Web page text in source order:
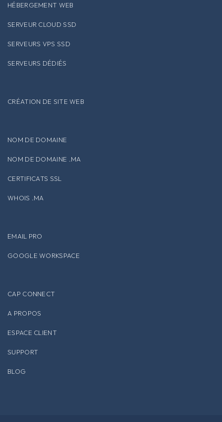
HÉBERGEMENT WEB
SERVEUR CLOUD SSD
SERVEURS VPS SSD
SERVEURS DÉDIÉS
CRÉATION DE SITE WEB
NOM DE DOMAINE
NOM DE DOMAINE .MA
CERTIFICATS SSL
WHOIS .MA
EMAIL PRO
GOOGLE WORKSPACE
CAP CONNECT
A PROPOS
ESPACE CLIENT
SUPPORT
BLOG